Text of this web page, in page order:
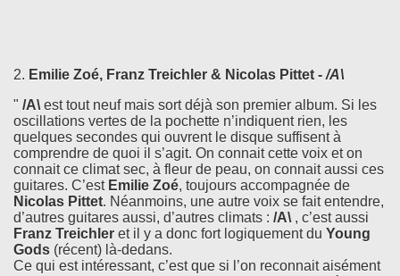
2. Emilie Zoé, Franz Treichler & Nicolas Pittet - /A\
" /A\ est tout neuf mais sort déjà son premier album. Si les
oscillations vertes de la pochette n’indiquent rien, les
quelques secondes qui ouvrent le disque suffisent à
comprendre de quoi il s’agit. On connait cette voix et on
connait ce climat sec, à fleur de peau, on connait aussi ces
guitares. C’est Emilie Zoé, toujours accompagnée de
Nicolas Pittet. Néanmoins, une autre voix se fait entendre,
d’autres guitares aussi, d’autres climats : /A\ , c’est aussi
Franz Treichler et il y a donc fort logiquement du Young
Gods (récent) là-dedans.
Ce qui est intéressant, c’est que si l’on reconnait aisément